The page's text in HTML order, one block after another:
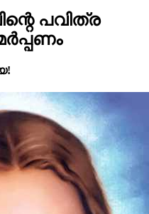
പവിത്ര